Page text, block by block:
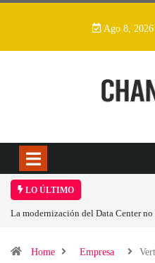
Ago 8, 2026
LO ÚLTIMO
del Data Center no es
Home Empresa